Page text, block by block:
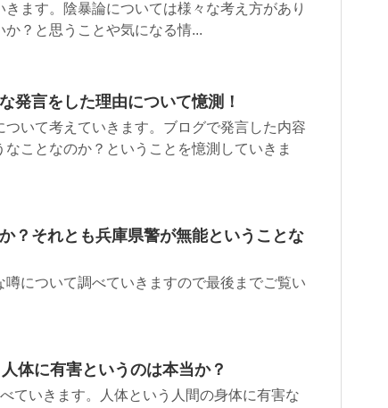
ます。陰暴論については様々な考え方があり
？と思うことや気になる情...
発言をした理由について憶測！
いて考えていきます。ブログで発言した内容
ことなのか？ということを憶測していきま
？それとも兵庫県警が無能ということな
について調べていきますので最後までご覧い
体に有害というのは本当か？
ていきます。人体という人間の身体に有害な